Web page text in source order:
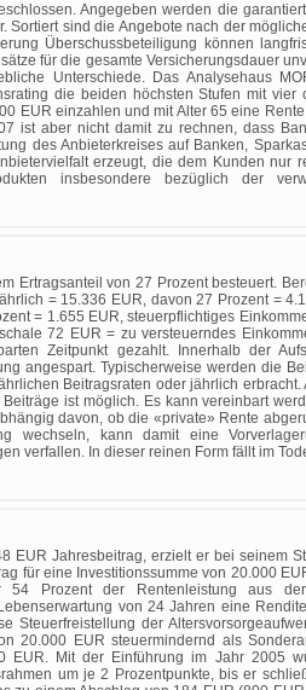
Angegeben werden die
sind die Angebote nach der
Überschussbeteiligung können
für die gesamte Versicherungsdauer
Unterschiede. Das Analysehaus
die beiden höchsten Stufen mit vier
EUR einzahlen und mit Alter 65 eine
ist aber nicht damit zu rechnen, dass
des Anbieterkreises auf Banken,
erzeugt, die dem Kunden nur
insbesondere bezüglich der
Ertragsanteil von 27 Prozent besteuert.
= 15.336 EUR, davon 27 Prozent =
= 1.655 EUR, steuerpflichtiges
72 EUR = zu versteuerndes
Zeitpunkt gezahlt. Innerhalb der
angespart. Typischerweise werden die
Beitragsraten oder jährlich erbracht.
ist möglich. Es kann vereinbart
davon, ob die «private» Rente
wechseln, kann damit eine
verfallen. In dieser reinen Form fällt im
EUR Jahresbeitrag, erzielt er bei seinem
für eine Investitionssumme von 20.000
Prozent der Rentenleistung aus
von 24 Jahren eine
Steuerfreistellung der
20.000 EUR steuermindernd als
EUR. Mit der Einführung im Jahr 2005
um je 2 Prozentpunkte, bis er